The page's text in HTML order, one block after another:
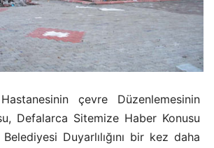
çevre Düzenlemesinin
Defalarca Sitemize Haber Konusu
Duyarlılığını bir kez daha